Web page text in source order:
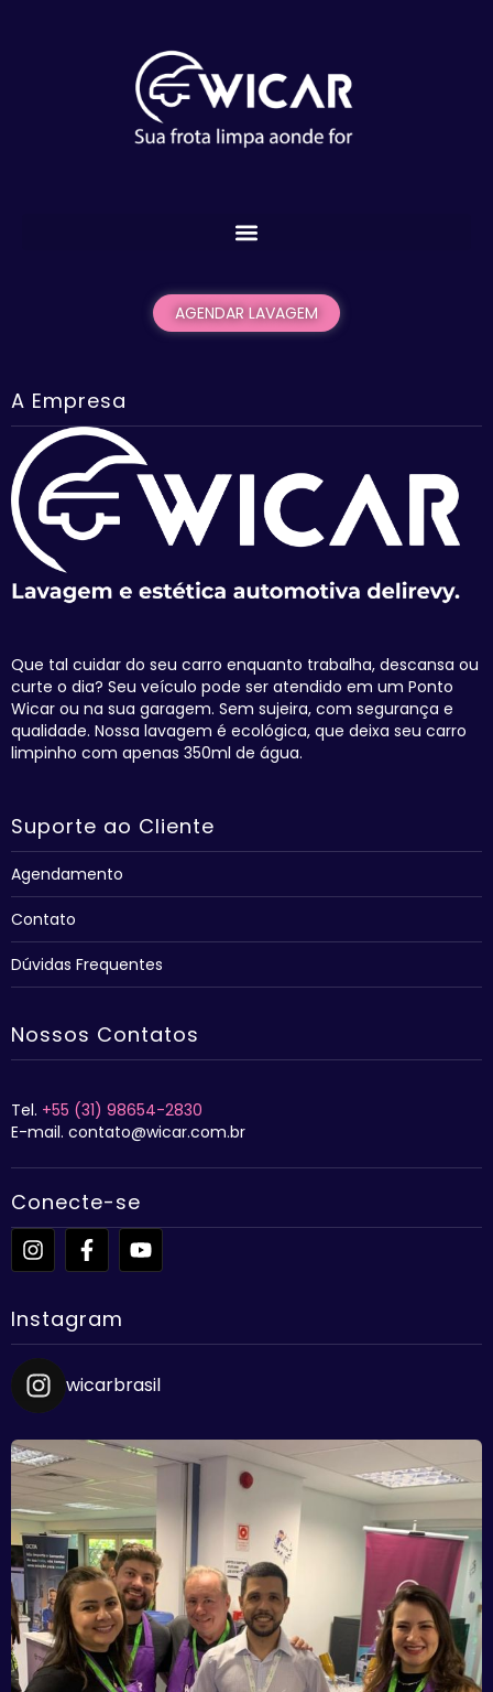
AGENDAR LAVAGEM
A Empresa
Que tal cuidar do seu carro enquanto trabalha, descansa ou
curte o dia? Seu veículo pode ser atendido em um Ponto
Wicar ou na sua garagem. Sem sujeira, com segurança e
qualidade. Nossa lavagem é ecológica, que deixa seu carro
limpinho com apenas 350ml de água.
Suporte ao Cliente
Agendamento
Contato
Dúvidas Frequentes
Nossos Contatos
Tel. +55 (31) 98654-2830
E-mail. contato@wicar.com.br
Conecte-se
Instagram
wicarbrasil